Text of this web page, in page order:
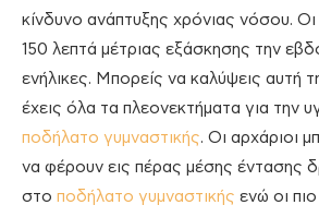
κίνδυνο ανάπτυξης χρόνιας νόσου. Οι
150 λεπτά μέτριας εξάσκησης την
ενήλικες. Μπορείς να καλύψεις αυτή
έχεις όλα τα πλεονεκτήματα για την
ποδήλατο γυμναστικής. Οι αρχάριοι
να φέρουν εις πέρας μέσης έντασης
στο ποδήλατο γυμναστικής ενώ οι